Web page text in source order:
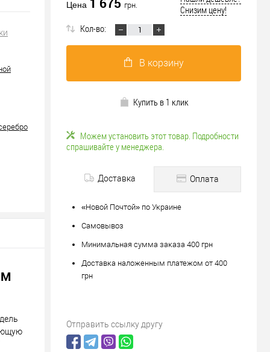
Цена грн.
Снизим цену!
Кол-во:
В корзину
Купить в 1 клик
Можем установить этот товар. Подробности
спрашивайте у менеджера.
Доставка Оплата
«Новой Почтой» по Украине
Самовывоз
Минимальная сумма заказа 400 грн
Доставка наложенным платежом от 400
грн
Отправить ссылку другу